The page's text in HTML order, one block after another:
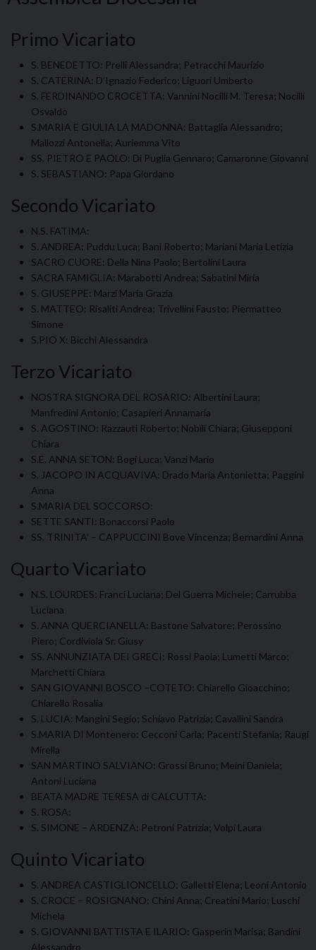
Primo Vicariato
S. BENEDETTO: Prelli Alessandra; Petracchi Maurizio
S. CATERINA: D’Ignazio Federico; Liguori Umberto
S. FERDINANDO CROCETTA: Vannini Nocilli M. Teresa; Nocilli
Osvaldo
S.MARIA E GIULIA LA MADONNA: Battaglia Alessandro;
Mallozzi Antonella; Auriemma Vito
SS. PIETRO E PAOLO: Di Puglia Gennaro; Camaronne Giovanni
S. SEBASTIANO: Papa Giordano
Secondo Vicariato
N.S. FATIMA:
S. ANDREA: Puddu Luca; Bani Roberto; Mariani Maria Letizia
SACRO CUORE: Della Nina Paolo; Bertolini Laura
SACRA FAMIGLIA: Marabotti Andrea; Sabatini Miria
S. GIUSEPPE: Marzi Maria Grazia
S. MATTEO: Risaliti Andrea; Trivellini Fausto; Piermatteo
Simone
S.PIO X: Bicchi Alessandra
Terzo Vicariato
NOSTRA SIGNORA DEL ROSARIO: Albertini Laura;
Manfredini Antonio; Casapieri Annamaria
S. AGOSTINO: Razzauti Roberto; Nobili Chiara; Giusepponi
Chiara
S.E. ANNA SETON: Bogi Luca; Vanzi Mario
S. JACOPO IN ACQUAVIVA: Drado Maria Antonietta; Paggini
Anna
S.MARIA DEL SOCCORSO:
SETTE SANTI: Bonaccorsi Paolo
SS. TRINITA’ – CAPPUCCINI Bove Vincenza; Bernardini Anna
Quarto Vicariato
N.S. LOURDES: Franci Luciana; Del Guerra Michele; Carrubba
Luciana
S. ANNA QUERCIANELLA: Bastone Salvatore; Perossino
Piero; Cordiviola Sr. Giusy
SS. ANNUNZIATA DEI GRECI: Rossi Paola; Lumetti Marco;
Marchetti Chiara
SAN GIOVANNI BOSCO –COTETO: Chiarello Gioacchino;
Chiarello Rosalia
S. LUCIA: Mangini Segio; Schiavo Patrizia; Cavallini Sandra
S.MARIA DI Montenero: Cecconi Carla; Pacenti Stefania; Raugi
Mirella
SAN MARTINO SALVIANO: Grossi Bruno; Meini Daniela;
Antoni Luciana
BEATA MADRE TERESA di CALCUTTA:
S. ROSA:
S. SIMONE – ARDENZA: Petroni Patrizia; Volpi Laura
Quinto Vicariato
S. ANDREA CASTIGLIONCELLO: Galletti Elena; Leoni Antonio
S. CROCE – ROSIGNANO: Chini Anna; Creatini Mario; Luschi
Michela
S. GIOVANNI BATTISTA E ILARIO: Gasperin Marisa; Bandini
Alessandro